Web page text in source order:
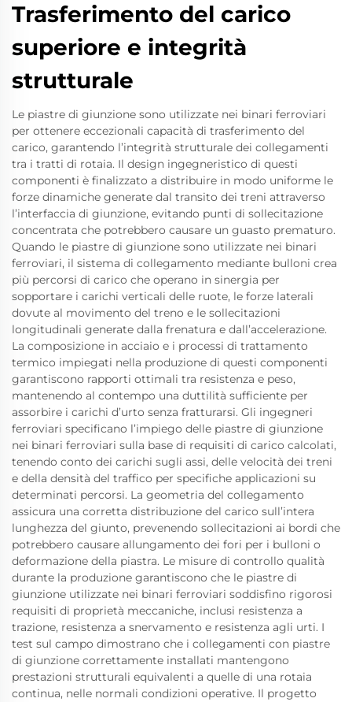
Trasferimento del carico
superiore e integrità
strutturale
Le piastre di giunzione sono utilizzate nei binari ferroviari
per ottenere eccezionali capacità di trasferimento del
carico, garantendo l’integrità strutturale dei collegamenti
tra i tratti di rotaia. Il design ingegneristico di questi
componenti è finalizzato a distribuire in modo uniforme le
forze dinamiche generate dal transito dei treni attraverso
l’interfaccia di giunzione, evitando punti di sollecitazione
concentrata che potrebbero causare un guasto prematuro.
Quando le piastre di giunzione sono utilizzate nei binari
ferroviari, il sistema di collegamento mediante bulloni crea
più percorsi di carico che operano in sinergia per
sopportare i carichi verticali delle ruote, le forze laterali
dovute al movimento del treno e le sollecitazioni
longitudinali generate dalla frenatura e dall’accelerazione.
La composizione in acciaio e i processi di trattamento
termico impiegati nella produzione di questi componenti
garantiscono rapporti ottimali tra resistenza e peso,
mantenendo al contempo una duttilità sufficiente per
assorbire i carichi d’urto senza fratturarsi. Gli ingegneri
ferroviari specificano l’impiego delle piastre di giunzione
nei binari ferroviari sulla base di requisiti di carico calcolati,
tenendo conto dei carichi sugli assi, delle velocità dei treni
e della densità del traffico per specifiche applicazioni su
determinati percorsi. La geometria del collegamento
assicura una corretta distribuzione del carico sull’intera
lunghezza del giunto, prevenendo sollecitazioni ai bordi che
potrebbero causare allungamento dei fori per i bulloni o
deformazione della piastra. Le misure di controllo qualità
durante la produzione garantiscono che le piastre di
giunzione utilizzate nei binari ferroviari soddisfino rigorosi
requisiti di proprietà meccaniche, inclusi resistenza a
trazione, resistenza a snervamento e resistenza agli urti. I
test sul campo dimostrano che i collegamenti con piastre
di giunzione correttamente installati mantengono
prestazioni strutturali equivalenti a quelle di una rotaia
continua, nelle normali condizioni operative. Il progetto